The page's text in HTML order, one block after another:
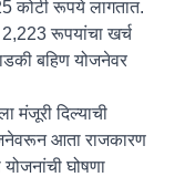
कोटी रूपये लागतात.
रूपयांचा खर्च
बहिण योजनेवर
मंजूरी दिल्याची
आता राजकारण
घोषणा